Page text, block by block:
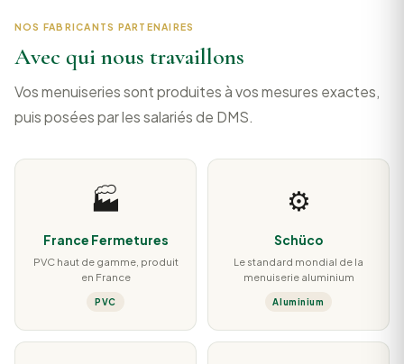
NOS FABRICANTS PARTENAIRES
Avec qui nous travaillons
Vos menuiseries sont produites à vos mesures exactes,
puis posées par les salariés de DMS.
🏭
France Fermetures
PVC haut de gamme, produit
en France
PVC
⚙️
Schüco
Le standard mondial de la
menuiserie aluminium
Aluminium